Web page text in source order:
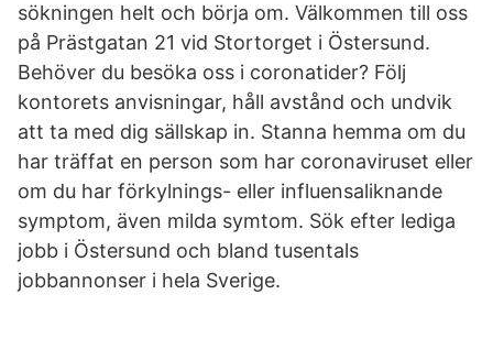
sökningen helt och börja om. Välkommen till oss
på Prästgatan 21 vid Stortorget i Östersund.
Behöver du besöka oss i coronatider? Följ
kontorets anvisningar, håll avstånd och undvik
att ta med dig sällskap in. Stanna hemma om du
har träffat en person som har coronaviruset eller
om du har förkylnings- eller influensaliknande
symptom, även milda symtom. Sök efter lediga
jobb i Östersund och bland tusentals
jobbannonser i hela Sverige.